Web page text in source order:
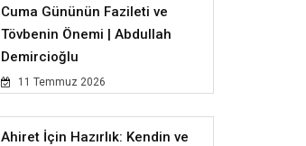
Cuma Gününün Fazileti ve
Tövbenin Önemi | Abdullah
Demircioğlu
11 Temmuz 2026
Ahiret İçin Hazırlık: Kendin ve